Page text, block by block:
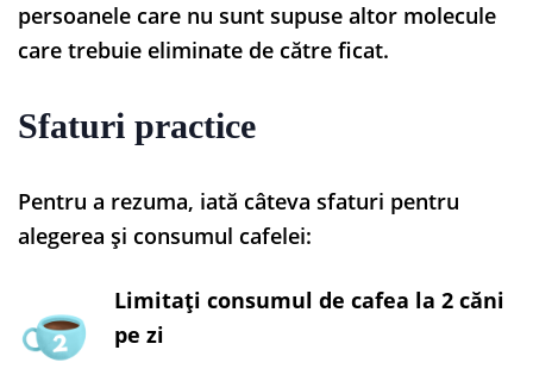
persoanele care nu sunt supuse altor molecule
care trebuie eliminate de către ficat.
Sfaturi practice
Pentru a rezuma, iată câteva sfaturi pentru
alegerea și consumul cafelei:
Limitați consumul de cafea la 2 căni
pe zi